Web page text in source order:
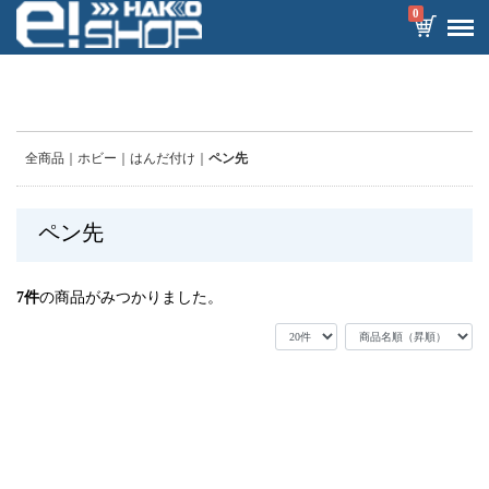
0
全商品 ホビー はんだ付け ペン先
ペン先
7件の商品がみつかりました。